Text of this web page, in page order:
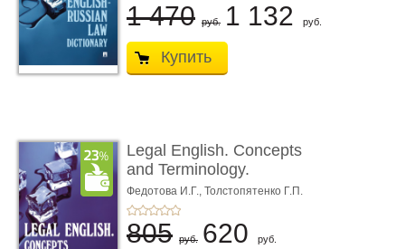
1 470 руб. 1 132 руб.
Купить
Legal English. Concepts
and Terminology.
Учебное пособие
Федотова И.Г., Толстопятенко Г.П.
805 руб. 620 руб.